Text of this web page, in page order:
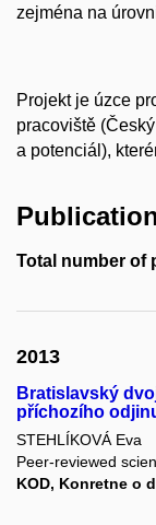
zejména na
Projekt je úzce
pracoviště
a potenciál),
Total number of
2013
Bratislavský
příchozího
STEHLÍKOVÁ Eva
Peer-reviewed
KOD, Konretne o